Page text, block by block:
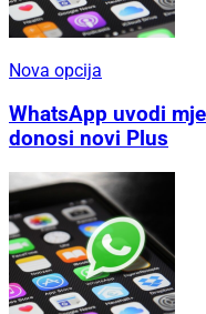
Nova opcija
WhatsApp uvodi
donosi novi Plus